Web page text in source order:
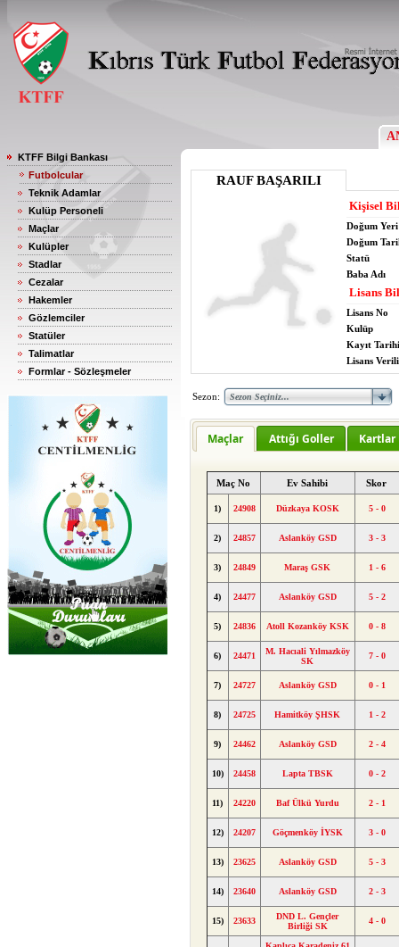
KTFF Bilgi Bankası
Futbolcular
Teknik Adamlar
Kulüp Personeli
Maçlar
Kulüpler
Stadlar
Cezalar
Hakemler
Gözlemciler
Statüler
Talimatlar
Formlar - Sözleşmeler
RAUF BAŞARILI
Kişisel
Doğum Yeri
Doğum
Statü
Baba Adı
Lisans
Lisans No
Kulüp
Kayıt Tarihi
Lisans
Sezon:
Maçlar Attığı Goller Kartlar
Maç No Ev Sahibi Skor
1) 24908 Düzkaya KOSK 5 - 0
2) 24857 Aslanköy GSD 3 - 3
3) 24849 Maraş GSK 1 - 6
4) 24477 Aslanköy GSD 5 - 2
5) 24836 Atoll Kozanköy KSK 0 - 8
6) 24471
M. Hacıali Yılmazköy
SK
7 - 0
7) 24727 Aslanköy GSD 0 - 1
8) 24725 Hamitköy ŞHSK 1 - 2
9) 24462 Aslanköy GSD 2 - 4
10) 24458 Lapta TBSK 0 - 2
11) 24220 Baf Ülkü Yurdu 2 - 1
12) 24207 Göçmenköy İYSK 3 - 0
13) 23625 Aslanköy GSD 5 - 3
14) 23640 Aslanköy GSD 2 - 3
15) 23633
DND L. Gençler
Birliği SK
4 - 0